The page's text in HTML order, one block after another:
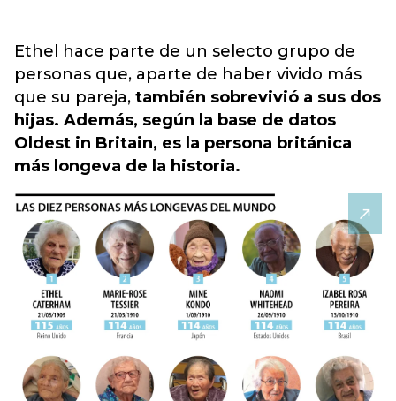
Ethel hace parte de un selecto grupo de
personas que, aparte de haber vivido más
que su pareja, también sobrevivió a sus dos
hijas. Además, según la base de datos
Oldest in Britain, es la persona británica
más longeva de la historia.